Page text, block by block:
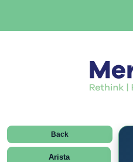
Back
Arista